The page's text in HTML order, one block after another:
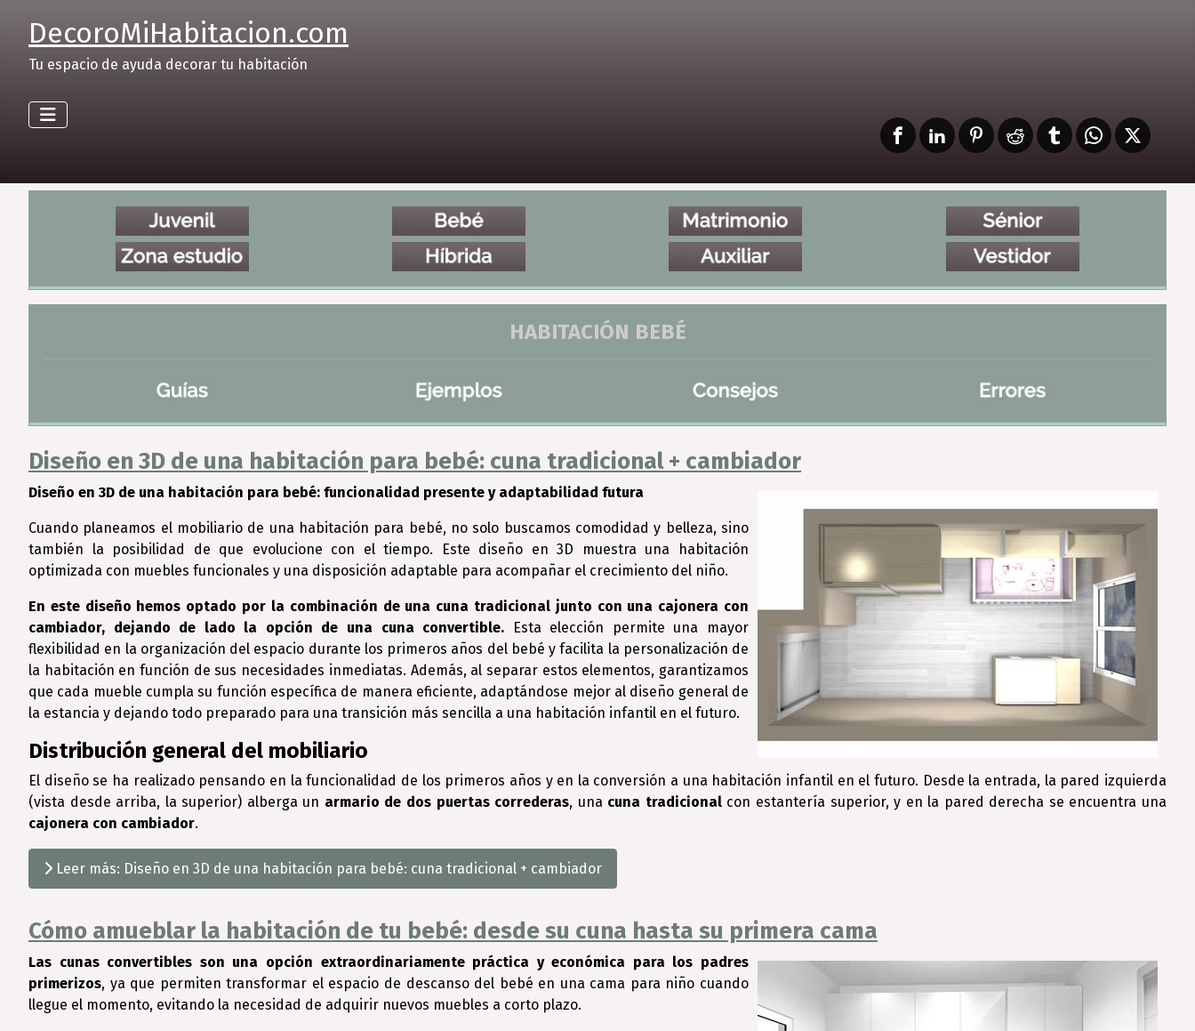
DecoroMiHabitacion.com
Tu espacio de ayuda decorar tu habitación
HABITACIÓN BEBÉ
Diseño en 3D de una habitación para bebé: cuna tradicional + cambiador
Diseño en 3D de una habitación para bebé: funcionalidad presente y adaptabilidad futura
Cuando planeamos el mobiliario de una habitación para bebé, no solo buscamos comodidad y belleza, sino
también la posibilidad de que evolucione con el tiempo. Este diseño en 3D muestra una habitación
optimizada con muebles funcionales y una disposición adaptable para acompañar el crecimiento del niño.
En este diseño hemos optado por la combinación de una cuna tradicional junto con una cajonera con
cambiador, dejando de lado la opción de una cuna convertible. Esta elección permite una mayor
flexibilidad en la organización del espacio durante los primeros años del bebé y facilita la personalización de
la habitación en función de sus necesidades inmediatas. Además, al separar estos elementos, garantizamos
que cada mueble cumpla su función específica de manera eficiente, adaptándose mejor al diseño general de
la estancia y dejando todo preparado para una transición más sencilla a una habitación infantil en el futuro.
Distribución general del mobiliario
El diseño se ha realizado pensando en la funcionalidad de los primeros años y en la conversión a una habitación infantil en el futuro. Desde la entrada, la pared izquierda
(vista desde arriba, la superior) alberga un armario de dos puertas correderas, una cuna tradicionalcon estantería superior, y en la pared derecha se encuentra una
cajonera con cambiador.
Leer más: Diseño en 3D de una habitación para bebé: cuna tradicional + cambiador
Cómo amueblar la habitación de tu bebé: desde su cuna hasta su primera cama
Las cunas convertibles son una opción extraordinariamente práctica y económica para los padres
primerizos, ya que permiten transformar el espacio de descanso del bebé en una cama para niño cuando
llegue el momento, evitando la necesidad de adquirir nuevos muebles a corto plazo.